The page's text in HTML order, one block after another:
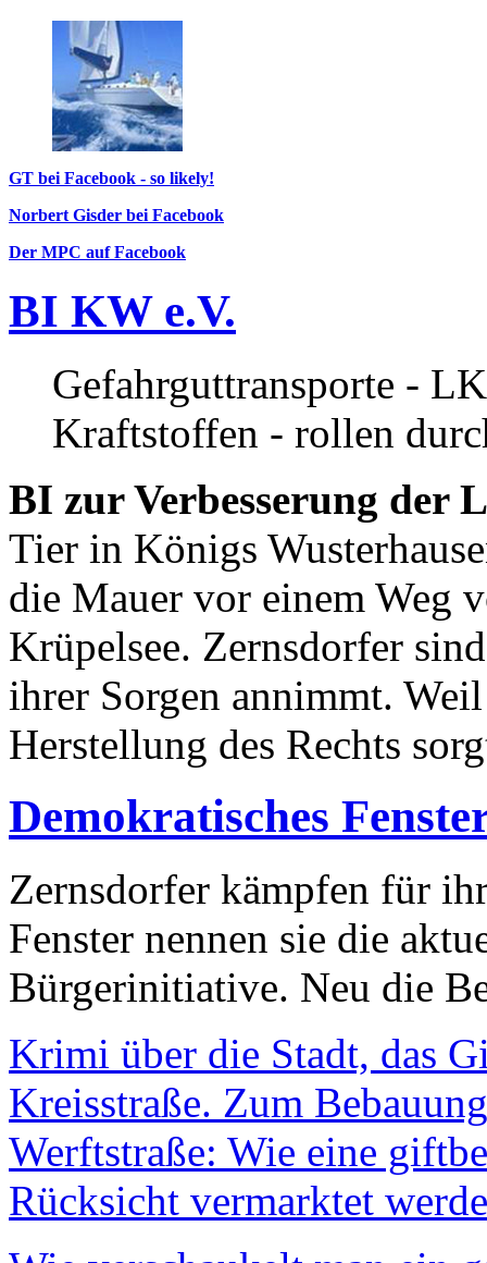
GT bei Facebook - so likely!
Norbert Gisder bei Facebook
Der MPC auf Facebook
BI KW e.V.
Gefahrguttransporte -
Kraftstoffen - rollen
BI zur Verbesserung der
Tier in Königs
die Mauer vor einem Weg
Krüpelsee. Zernsdorfer
ihrer Sorgen annimmt.
Herstellung des Rechts
Demokratisches
Zernsdorfer kämpfen für
Fenster nennen sie die
Bürgerinitiative. Neu die
Krimi über die Stadt, das
Kreisstraße. Zum
Werftstraße: Wie eine
Rücksicht vermarktet